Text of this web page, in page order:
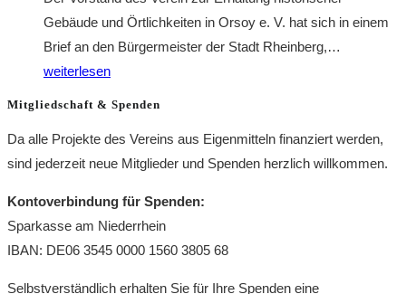
Stadt
Rheinberg,
Uhr
in
Gebäude und Örtlichkeiten in Orsoy e. V. hat sich in einem
Brief an den Bürgermeister der Stadt Rheinberg,…
Orsoy
weiterlesen
Mitgliedschaft & Spenden
Da alle Projekte des Vereins aus Eigenmitteln finanziert werden,
sind jederzeit neue Mitglieder und Spenden herzlich willkommen.
Kontoverbindung für Spenden:
Sparkasse am Niederrhein
IBAN: DE06 3545 0000 1560 3805 68
Selbstverständlich erhalten Sie für Ihre Spenden eine